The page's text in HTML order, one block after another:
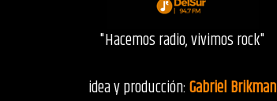
"Hacemos radio, vivimos rock"
idea y producción:Gabriel Brikman